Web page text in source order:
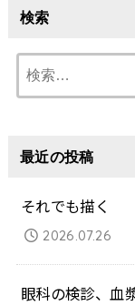
検索
最近の投稿
それでも描く
2026.07.26
眼科の検診、血